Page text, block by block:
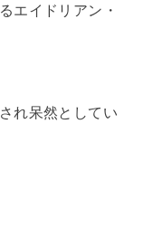
エイドリアン・
れ呆然としてい